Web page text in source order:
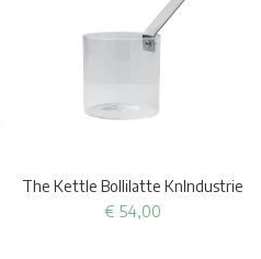
The Kettle Bollilatte KnIndustrie
€ 54,00